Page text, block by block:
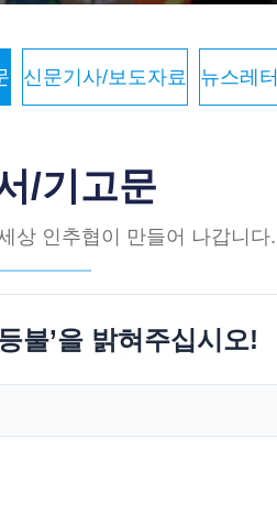
신문기사/보도자료 뉴스레터
/기고문
상 인추협이 만들어 나갑니다.
불’을 밝혀주십시오!